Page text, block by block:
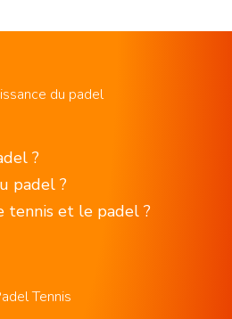
du padel
?
padel ?
tennis et le padel ?
Tennis